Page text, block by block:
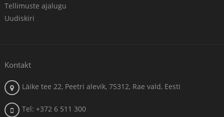
Tellimuste ajalugu
Uudiskiri
Kontakt
Läike tee 22, Peetri alevik, 75312, Rae vald, Eesti
Tel: +372 6 511 300